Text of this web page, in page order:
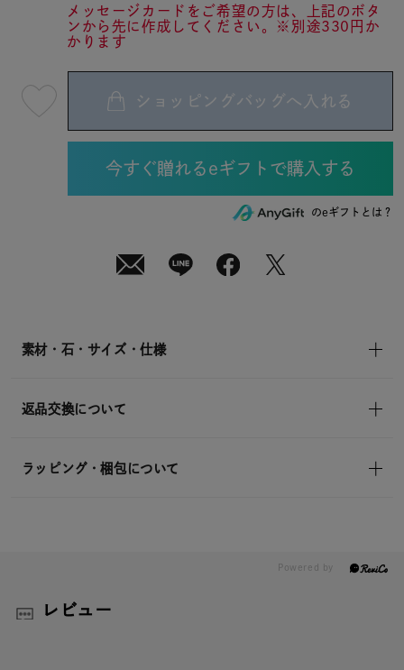
メッセージカードをご希望の方は、上記のボタ
ンから先に作成してください。※別途330円か
かります
08
月
ショッピングバッグへ入れる
のeギフトとは？
素材・石・サイズ・仕様
返品交換について
ラッピング・梱包について
レビュー